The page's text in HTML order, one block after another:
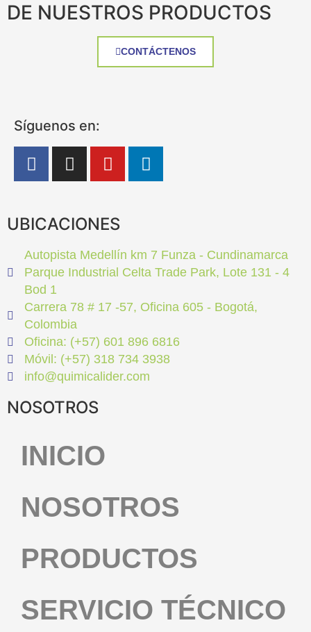
DE NUESTROS PRODUCTOS
CONTÁCTENOS
Síguenos en:
UBICACIONES
Autopista Medellín km 7 Funza - Cundinamarca
Parque Industrial Celta Trade Park, Lote 131 - 4
Bod 1
Carrera 78 # 17 -57, Oficina 605 - Bogotá,
Colombia
Oficina: (+57) 601 896 6816
Móvil: (+57) 318 734 3938
info@quimicalider.com
NOSOTROS
INICIO
NOSOTROS
PRODUCTOS
SERVICIO TÉCNICO